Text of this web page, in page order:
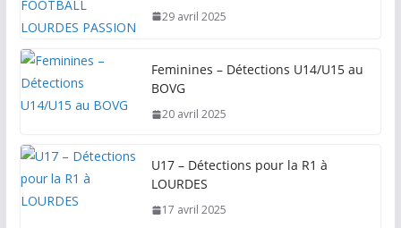
29 avril 2025
Feminines – Détections U14/U15 au
BOVG
20 avril 2025
U17 – Détections pour la R1 à
LOURDES
17 avril 2025